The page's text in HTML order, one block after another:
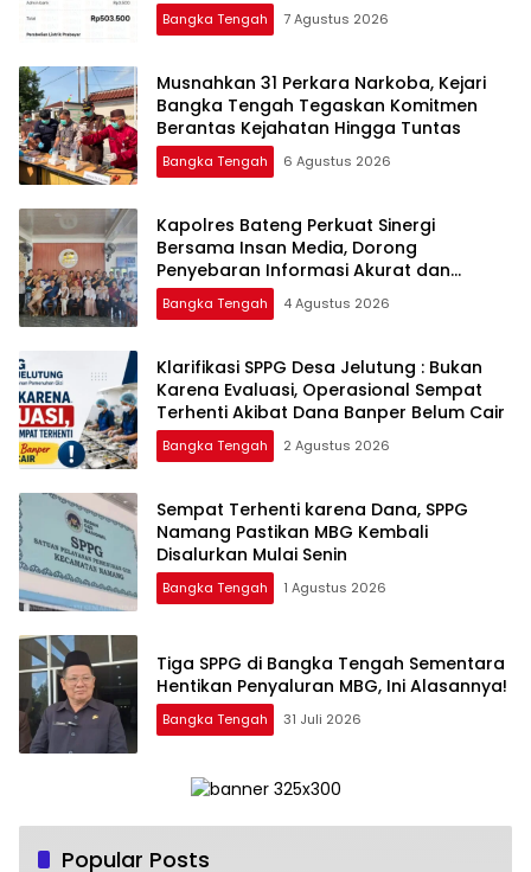
Bangka Tengah 7 Agustus 2026
Musnahkan 31 Perkara Narkoba, Kejari
Bangka Tengah Tegaskan Komitmen
Berantas Kejahatan Hingga Tuntas
Bangka Tengah 6 Agustus 2026
‎Kapolres Bateng Perkuat Sinergi
Bersama Insan Media, Dorong
Penyebaran Informasi Akurat dan
Layanan Polri 110
Bangka Tengah 4 Agustus 2026
‎Klarifikasi SPPG Desa Jelutung : Bukan
Karena Evaluasi, Operasional Sempat
Terhenti Akibat Dana Banper Belum Cair
Bangka Tengah 2 Agustus 2026
‎Sempat Terhenti karena Dana, SPPG
Namang Pastikan MBG Kembali
Disalurkan Mulai Senin
Bangka Tengah 1 Agustus 2026
‎Tiga SPPG di Bangka Tengah Sementara
Bangka Tengah 31 Juli 2026
Popular Posts